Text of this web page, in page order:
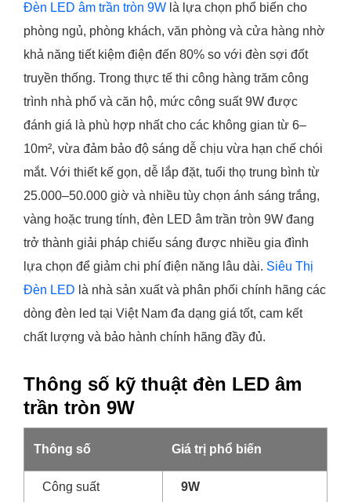
Đèn LED âm trần tròn 9W là lựa chọn phổ biến cho
phòng ngủ, phòng khách, văn phòng và cửa hàng nhờ
khả năng tiết kiệm điện đến 80% so với đèn sợi đốt
truyền thống. Trong thực tế thi công hàng trăm công
trình nhà phố và căn hộ, mức công suất 9W được
đánh giá là phù hợp nhất cho các không gian từ 6–
10m², vừa đảm bảo độ sáng dễ chịu vừa hạn chế chói
mắt. Với thiết kế gọn, dễ lắp đặt, tuổi thọ trung bình từ
25.000–50.000 giờ và nhiều tùy chọn ánh sáng trắng,
vàng hoặc trung tính, đèn LED âm trần tròn 9W đang
trở thành giải pháp chiếu sáng được nhiều gia đình
lựa chọn để giảm chi phí điện năng lâu dài. Siêu Thị
Đèn LED là nhà sản xuất và phân phối chính hãng các
dòng đèn led tại Việt Nam đa dạng giá tốt, cam kết
chất lượng và bảo hành chính hãng đầy đủ.
Thông số kỹ thuật đèn LED âm
trần tròn 9W
Thông số Giá trị phổ biến
Công suất 9W